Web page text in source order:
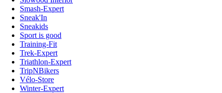
Smash-Expert
Sneak'In
Sneakids
Sport is good
Training-Fit
Trek-Expert
Triathlon-Expert
TripNBikers
Vélo-Store
Winter-Expert